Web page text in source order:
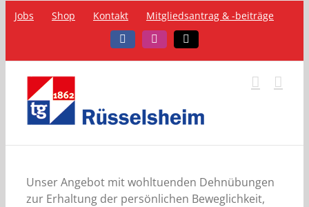
Inhalt
Jobs Shop Kontakt Mitgliedsantrag & -beiträge
FacebookInstagramTelefon
Unser Angebot mit wohltuenden Dehnübungen
zur Erhaltung der persönlichen Beweglichkeit,